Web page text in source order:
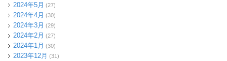
2024年5月 (27)
2024年4月 (30)
2024年3月 (29)
2024年2月 (27)
2024年1月 (30)
2023年12月 (31)